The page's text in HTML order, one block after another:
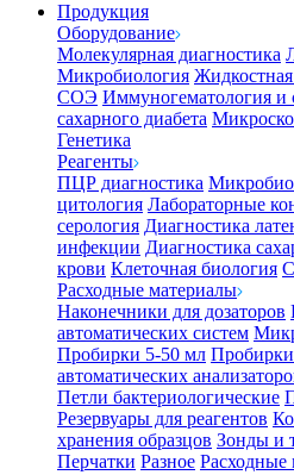
Продукция
Оборудование
Молекулярная диагностика
Микробиология
СОЭ Иммуногематология и
сахарного диабета
Генетика
Реагенты
ПЦР диагностика
цитология Лабораторные
серология Диагностика
инфекции Диагностика
крови Клеточная биология
Расходные материалы
Наконечники для дозаторов
автоматических систем
Пробирки 5-50 мл
автоматических
Петли бактериологические
Резервуары для реагентов
хранения образцов Зонды и
Перчатки Разное Расходные